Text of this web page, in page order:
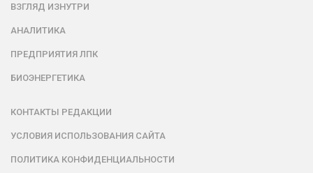
ВЗГЛЯД ИЗНУТРИ
АНАЛИТИКА
ПРЕДПРИЯТИЯ ЛПК
БИОЭНЕРГЕТИКА
КОНТАКТЫ РЕДАКЦИИ
УСЛОВИЯ ИСПОЛЬЗОВАНИЯ САЙТА
ПОЛИТИКА КОНФИДЕНЦИАЛЬНОСТИ